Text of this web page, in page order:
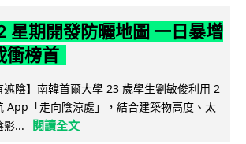
星期開發防曬地圖 一日暴增
衝榜首
遮陰】南韓首爾大學 23 歲學生劉敏俊利用 2
App「走向陰涼處」，結合建築物高度、太
影...
閱讀全文